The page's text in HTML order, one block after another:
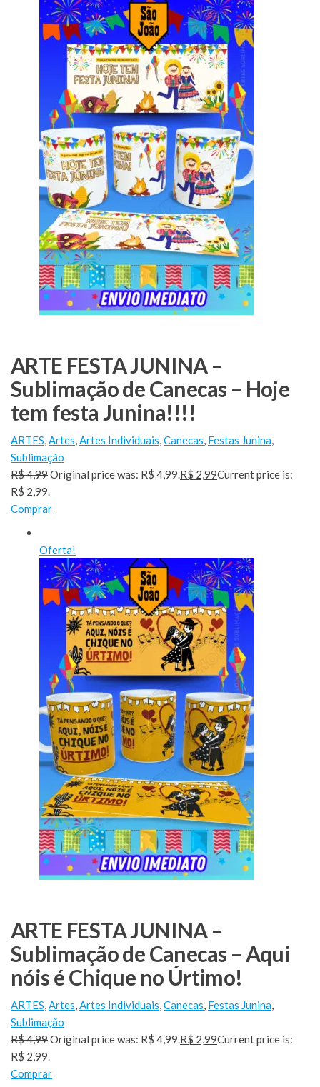
ARTE FESTA JUNINA –
Sublimação de Canecas – Hoje
tem festa Junina!!!!
ARTES,Artes,Artes Individuais,Canecas, Festas Junina,
Sublimação
R$ 4,99Original price was: R$ 4,99.R$ 2,99Current price is:
R$ 2,99.
Comprar
Oferta!
ARTE FESTA JUNINA –
Sublimação de Canecas – Aqui
nóis é Chique no Úrtimo!
ARTES,Artes,Artes Individuais,Canecas, Festas Junina,
Sublimação
R$ 4,99Original price was: R$ 4,99.R$ 2,99Current price is:
R$ 2,99.
Comprar